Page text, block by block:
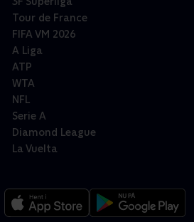
Tour de France
FIFA VM 2026
A Liga
ATP
WTA
NFL
Serie A
Diamond League
La Vuelta